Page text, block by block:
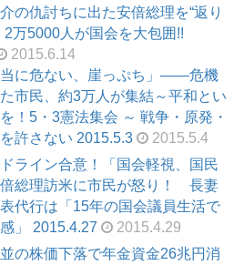
の仇討ちに出た安倍総理を“返り
万5000人が国会を大包囲!!
2015.6.14
当に危ない、崖っぷち」――危機
市民、約3万人が集結～平和とい
！5・3憲法集会 ～ 戦争・原発・
許さない 2015.5.3
2015.5.4
ライン合意！「国会軽視、国民
総理訪米に市民が怒り！ 長妻
代行は「15年の国会議員生活で
」 2015.4.27
2015.4.29
並の株価下落で年金資金26兆円消